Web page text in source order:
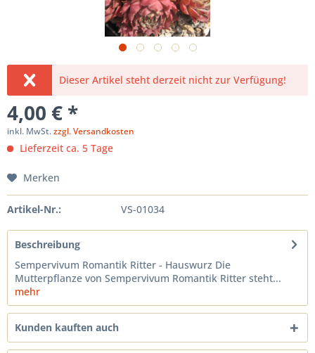
Dieser Artikel steht derzeit nicht zur Verfügung!
4,00 € *
inkl. MwSt.zzgl. Versandkosten
Lieferzeit ca. 5 Tage
Merken
Artikel-Nr.: VS-01034
Beschreibung
Sempervivum Romantik Ritter - Hauswurz Die
Mutterpflanze von Sempervivum Romantik Ritter steht...
mehr
Kunden kauften auch